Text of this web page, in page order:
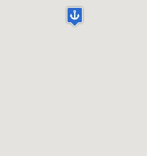
люстру, изготовленную из
Swarovski.